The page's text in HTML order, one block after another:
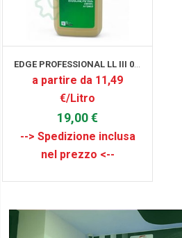
EDGE PROFESSIONAL LL III 0W-30
a partire da 11,49
€/Litro
19,00 €